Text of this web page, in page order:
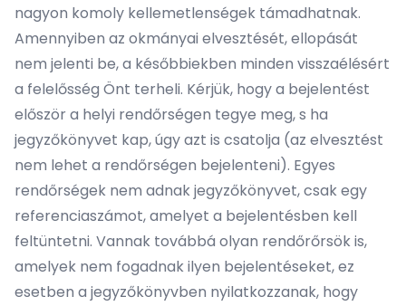
nagyon komoly kellemetlenségek támadhatnak.
Amennyiben az okmányai elvesztését, ellopását
nem jelenti be, a későbbiekben minden visszaélésért
a felelősség Önt terheli. Kérjük, hogy a bejelentést
először a helyi rendőrségen tegye meg, s ha
jegyzőkönyvet kap, úgy azt is csatolja (az elvesztést
nem lehet a rendőrségen bejelenteni). Egyes
rendőrségek nem adnak jegyzőkönyvet, csak egy
referenciaszámot, amelyet a bejelentésben kell
feltüntetni. Vannak továbbá olyan rendőrőrsök is,
amelyek nem fogadnak ilyen bejelentéseket, ez
esetben a jegyzőkönyvben nyilatkozzanak, hogy